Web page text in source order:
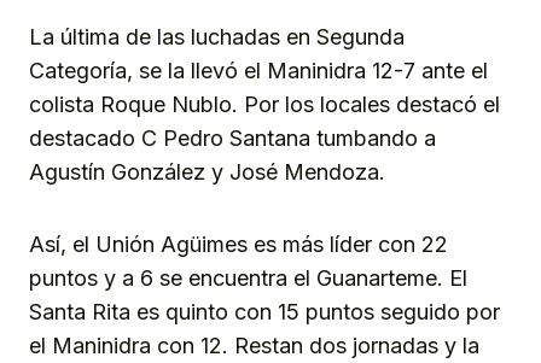
La última de las luchadas en Segunda
Categoría, se la llevó el Maninidra 12-7 ante el
colista Roque Nublo. Por los locales destacó el
destacado C Pedro Santana tumbando a
Agustín González y José Mendoza.
Así, el Unión Agüimes es más líder con 22
puntos y a 6 se encuentra el Guanarteme. El
Santa Rita es quinto con 15 puntos seguido por
el Maninidra con 12. Restan dos jornadas y la